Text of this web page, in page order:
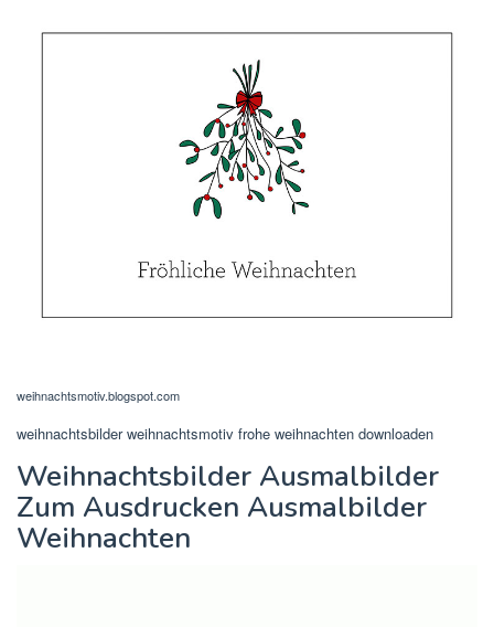
weihnachtsmotiv.blogspot.com
weihnachtsbilder weihnachtsmotiv frohe weihnachten downloaden
Weihnachtsbilder Ausmalbilder
Zum Ausdrucken Ausmalbilder
Weihnachten